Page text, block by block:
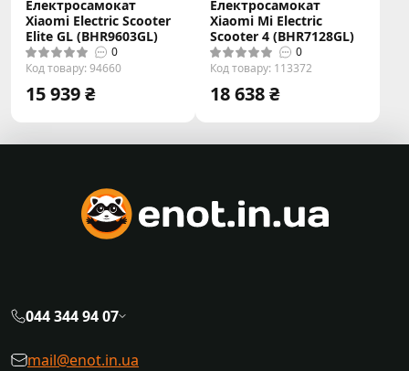
Електросамокат
Xiaomi Electric Scooter
Elite GL (BHR9603GL)
0
Код товару: 94660
15 939 ₴
Електросамокат
Xiaomi Mi Electric
Scooter 4 (BHR7128GL)
0
Код товару: 113372
18 638 ₴
044 344 94 07
mail@enot.in.ua